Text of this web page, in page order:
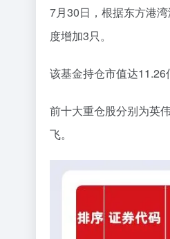
7月30日， 根据东方港
度增加3只。
该基金持仓市值达11.26
前十大重仓股分别为英
飞。